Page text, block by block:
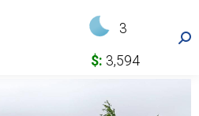
3
$: 3,594